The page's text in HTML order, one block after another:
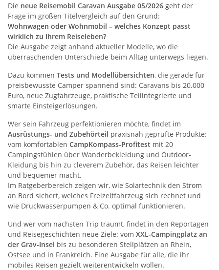
Die neue Reisemobil Caravan Ausgabe 05/2026 geht der
Frage im großen Titelvergleich auf den Grund:
Wohnwagen oder Wohnmobil – welches Konzept passt
wirklich zu Ihrem Reiseleben?
Die Ausgabe zeigt anhand aktueller Modelle, wo die
überraschenden Unterschiede beim Alltag unterwegs liegen.
Dazu kommen Tests und Modellübersichten, die gerade für
preisbewusste Camper spannend sind: Caravans bis 20.000
Euro, neue Zugfahrzeuge, praktische Teilintegrierte und
smarte Einsteigerlösungen.
Wer sein Fahrzeug perfektionieren möchte, findet im
Ausrüstungs- und Zubehörteil praxisnah geprüfte Produkte:
vom komfortablen CampKompass-Profitest mit 20
Campingstühlen über Wanderbekleidung und Outdoor-
Kleidung bis hin zu cleverem Zubehör, das Reisen leichter
und bequemer macht.
Im Ratgeberbereich zeigen wir, wie Solartechnik den Strom
an Bord sichert, welches Freizeitfahrzeug sich rechnet und
wie Druckwasserpumpen & Co. optimal funktionieren.
Und wer vom nächsten Trip träumt, findet in den Reportagen
und Reisegeschichten neue Ziele: vom XXL-Campingplatz an
der Grav-Insel bis zu besonderen Stellplätzen an Rhein,
Ostsee und in Frankreich. Eine Ausgabe für alle, die ihr
mobiles Reisen gezielt weiterentwickeln wollen.